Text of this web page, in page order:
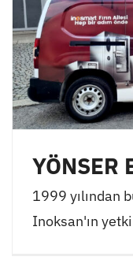
YÖNSER
1999 yılından
Inoksan'ın